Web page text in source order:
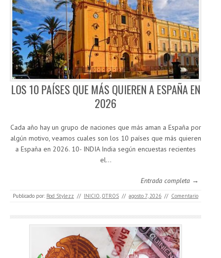
LOS 10 PAÍSES QUE MÁS QUIEREN A ESPAÑA EN
2026
Cada año hay un grupo de naciones que más aman a España por
algún motivo, veamos cuales son los 10 países que más quieren
a España en 2026. 10- INDIA India según encuestas recientes
el…
Entrada completa →
Publicado por: Rod Stylezz // INICIO, OTROS // agosto 7, 2026 // Comentario